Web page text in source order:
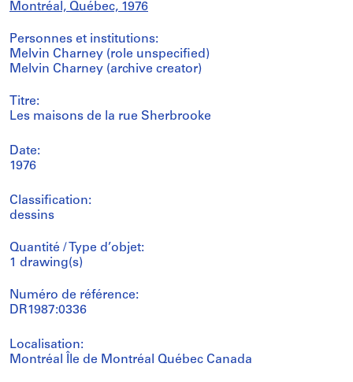
Montréal, Québec, 1976
Personnes et institutions:
Melvin Charney (role unspecified)
Melvin Charney (archive creator)
Titre:
Les maisons de la rue Sherbrooke
Date:
1976
Classification:
dessins
Quantité / Type d’objet:
1 drawing(s)
Numéro de référence:
DR1987:0336
Localisation:
Montréal Île de Montréal Québec Canada